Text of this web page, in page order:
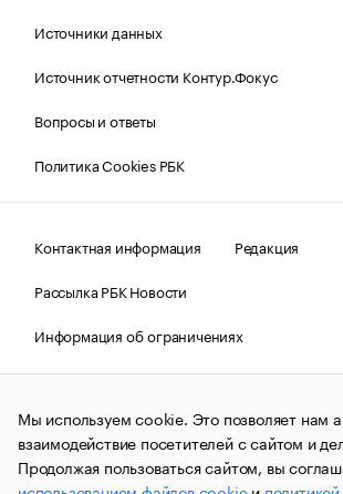
Источники данных
Источник отчетности Контур.Фокус
Вопросы и ответы
Политика Cookies РБК
Контактная информация
Редакция
Рассылка РБК Новости
Информация об ограничениях
Правовая информация
О соблюдении
© АО «РОСБИЗНЕСКОНСАЛТИНГ»,
и материалы информационного агентства
(зарегистрировано Федеральной службой по
связи, информационных технологий и
Мы используем cookie. Это позволяет нам
взаимодействие посетителей с сайтом и
Продолжая пользоваться сайтом, вы